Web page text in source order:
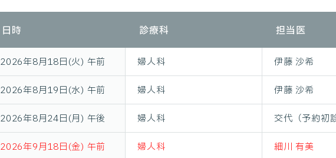
日時 診療科 担当医
2026年8月18日(火) 午前 婦人科 伊藤 沙希
2026年8月19日(水) 午前 婦人科 伊藤 沙希
2026年8月24日(月) 午後 婦人科 交代（予約初診
2026年9月18日(金) 午前 婦人科 細川 有美